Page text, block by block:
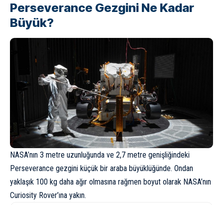
Perseverance Gezgini Ne Kadar
Büyük?
NASA’nın 3 metre uzunluğunda ve 2,7 metre genişliğindeki
Perseverance gezgini küçük bir araba büyüklüğünde. Ondan
yaklaşık 100 kg daha ağır olmasına rağmen boyut olarak NASA’nın
Curiosity Rover’ına yakın.